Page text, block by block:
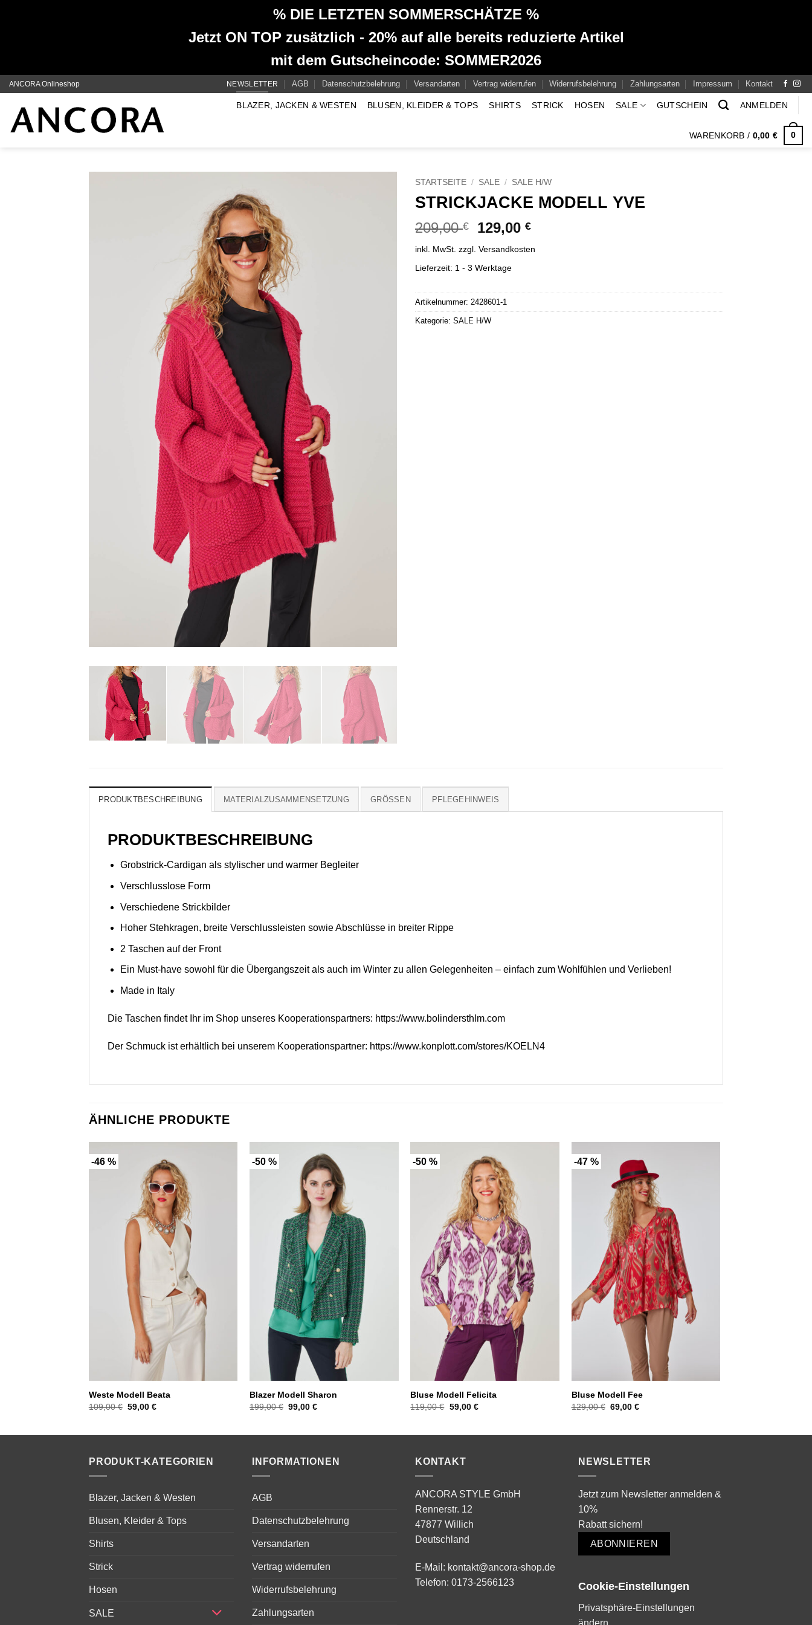
% DIE LETZTEN SOMMERSCHÄTZE %
Jetzt ON TOP zusätzlich - 20% auf alle bereits reduzierte Artikel
mit dem Gutscheincode: SOMMER2026
Zum
springen
ANCORA Onlineshop NEWSLETTER AGB Datenschutzbelehrung Versandarten Vertrag widerrufen Widerrufsbelehrung Zahlungsarten Impressum Kontakt
BLAZER, JACKEN & WESTEN BLUSEN, KLEIDER & TOPS SHIRTS STRICK HOSEN SALE GUTSCHEIN ANMELDEN
WARENKORB / 0,00€ 0
STARTSEITE / SALE / SALE H/W
STRICKJACKE MODELL YVE
209,00€
Ursprünglicher
war:
209,00 €
129,00€Aktueller
ist:
inkl. MwSt. zzgl. Versandkosten
Lieferzeit: 1 - 3 Werktage
Artikelnummer: 2428601-1
Kategorie: SALE H/W
PRODUKTBESCHREIBUNG MATERIALZUSAMMENSETZUNG GRÖSSEN PFLEGEHINWEIS
PRODUKTBESCHREIBUNG
Grobstrick-Cardigan als stylischer und warmer Begleiter
Verschlusslose Form
Verschiedene Strickbilder
Hoher Stehkragen, breite Verschlussleisten sowie Abschlüsse in breiter Rippe
2 Taschen auf der Front
Ein Must-have sowohl für die Übergangszeit als auch im Winter zu allen Gelegenheiten – einfach zum Wohlfühlen und Verlieben!
Made in Italy
Die Taschen findet Ihr im Shop unseres Kooperationspartners: https://www.bolindersthlm.com
Der Schmuck ist erhältlich bei unserem Kooperationspartner: https://www.konplott.com/stores/KOELN4
ÄHNLICHE PRODUKTE
-46 %
Weste Modell Beata
109,00€ Ursprünglicher
59,00€Aktueller
-50 %
Blazer Modell Sharon
199,00€ Ursprünglicher
99,00€Aktueller
-50 %
Bluse Modell Felicita
119,00€ Ursprünglicher
59,00 €Aktueller
-47 %
Bluse Modell Fee
129,00€ Ursprünglicher
69,00 €Aktueller
PRODUKT-KATEGORIEN
Blazer, Jacken & Westen
Blusen, Kleider & Tops
Shirts
Strick
Hosen
SALE
INFORMATIONEN
AGB
Datenschutzbelehrung
Versandarten
Vertrag widerrufen
Widerrufsbelehrung
Zahlungsarten
KONTAKT
ANCORA STYLE GmbH
Rennerstr. 12
47877 Willich
Deutschland
E-Mail: kontakt@ancora-shop.de
Telefon: 0173-2566123
NEWSLETTER
Jetzt zum Newsletter anmelden &
10%
Rabatt sichern!
ABONNIEREN
Cookie-Einstellungen
Privatsphäre-Einstellungen
ändern